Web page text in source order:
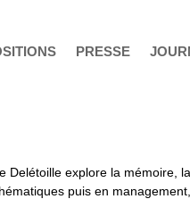
PRESSE
Delétoille explore la mémoire,
puis en